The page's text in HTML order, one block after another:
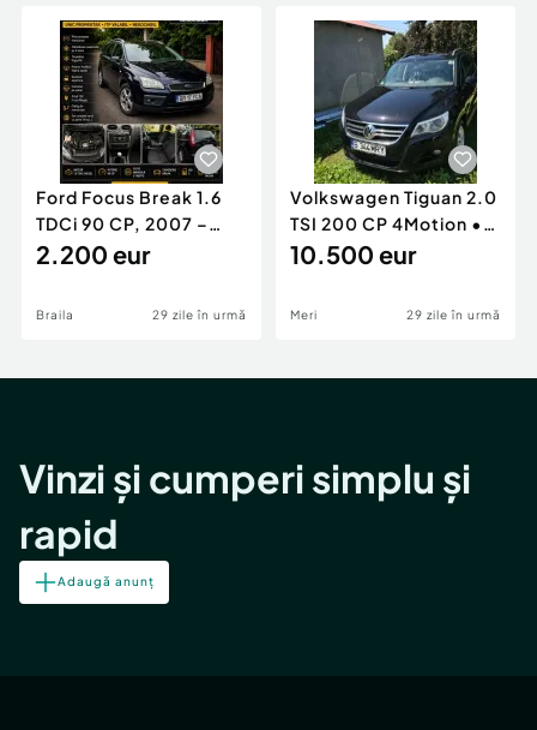
Servicii
Animale de companie
Afaceri și echipamente profesionale
Inchiriere Bunuri si Vehicule
Utilaje agricole si industriale
Piese auto si accesorii
Dacia Duster
Ford Focus Break 1.6
TDCi 90 CP, 2007 –
Unic proprietar, ITP
2.200 eur
Braila 29 zile în urmă
Volkswagen Tiguan 2.0
TSI 200 CP 4Motion •
2009 • Manual •
10.500 eur
Meri 29 zile în urmă
Vinzi și cumperi simplu și
rapid
Adaugă anunț